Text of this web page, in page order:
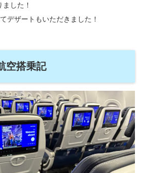
した！
デザートもいただきました！
空搭乗記